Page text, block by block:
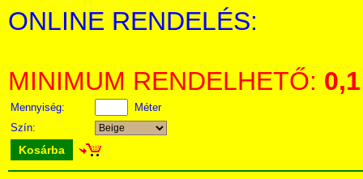
ONLINE RENDELÉS:
MINIMUM RENDELHETŐ: 0,1
Mennyiség:
Méter
Szín:
Kosárba